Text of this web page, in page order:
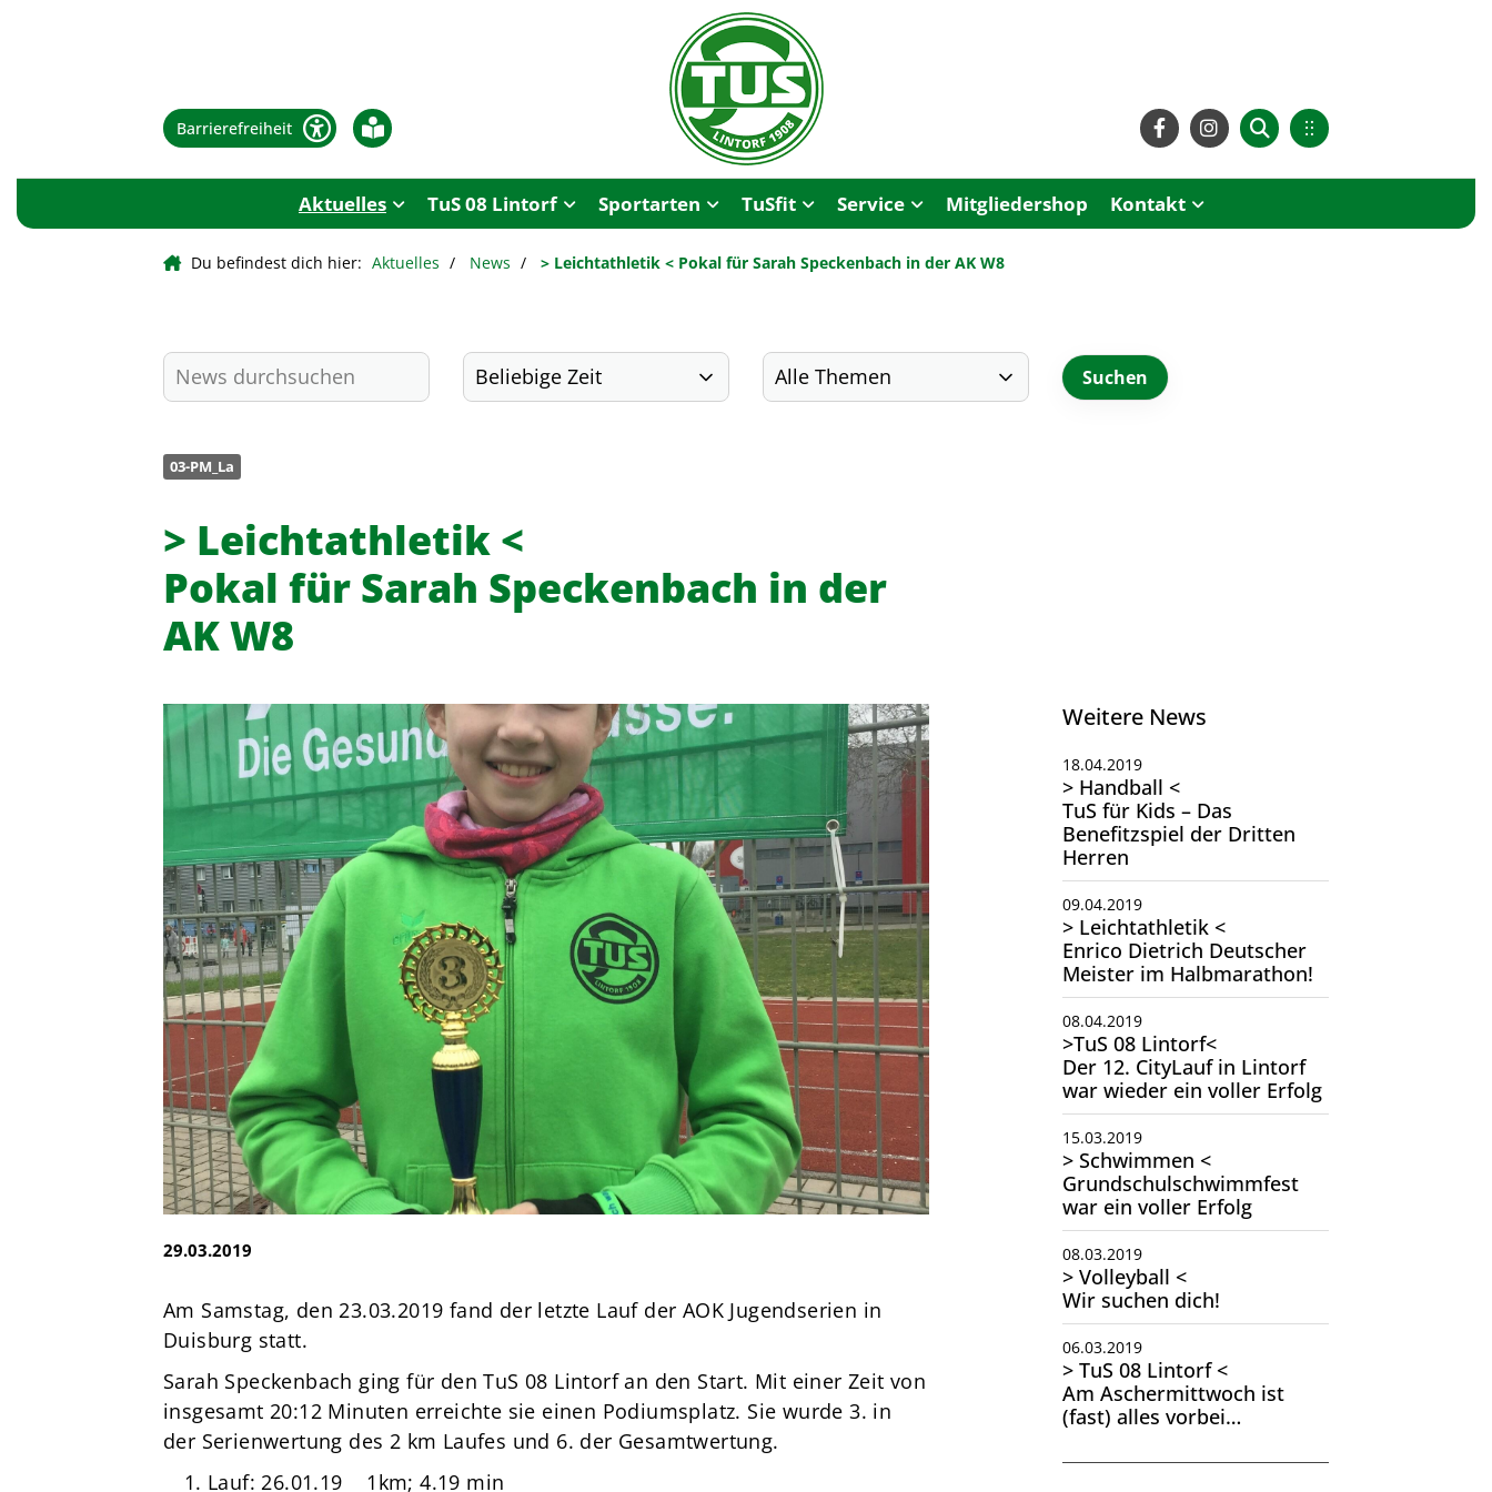
Barrierefreiheit
Aktuelles TuS 08 Lintorf Sportarten TuSfit Service Mitgliedershop Kontakt
Du befindest dich hier: Aktuelles News > Leichtathletik < Pokal für Sarah Speckenbach in der AK W8
03-PM_La
> Leichtathletik <
Pokal für Sarah Speckenbach in der
AK W8
29.03.2019
Am Samstag, den 23.03.2019 fand der letzte Lauf der AOK Jugendserien in
Duisburg statt.
Sarah Speckenbach ging für den TuS 08 Lintorf an den Start. Mit einer Zeit von
insgesamt 20:12 Minuten erreichte sie einen Podiumsplatz. Sie wurde 3. in
der Serienwertung des 2 km Laufes und 6. der Gesamtwertung.
Lauf: 26.01.19 1km; 4.19 min
Weitere News
18.04.2019
> Handball <
TuS für Kids – Das
Benefitzspiel der Dritten
Herren
09.04.2019
> Leichtathletik <
Enrico Dietrich Deutscher
Meister im Halbmarathon!
08.04.2019
>TuS 08 Lintorf<
Der 12. CityLauf in Lintorf
war wieder ein voller Erfolg
15.03.2019
> Schwimmen <
Grundschulschwimmfest
war ein voller Erfolg
08.03.2019
> Volleyball <
Wir suchen dich!
06.03.2019
> TuS 08 Lintorf <
Am Aschermittwoch ist
(fast) alles vorbei…
Turn- und Sportverein 08 Lintorf
e.V.
Brandsheide 30
40885 Ratingen
Deutschland
T: 0 21 02 74 00 50
E: mail@tus08lintorf.de
News
Termine
Über den TuS
Das sind wir
Sportarten
Sportsuche
TuSfit